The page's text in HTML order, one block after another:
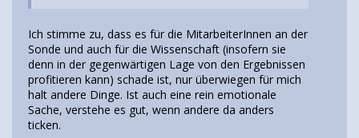
Ich stimme zu, dass es für die MitarbeiterInnen an der
Sonde und auch für die Wissenschaft (insofern sie
denn in der gegenwärtigen Lage von den Ergebnissen
profitieren kann) schade ist, nur überwiegen für mich
halt andere Dinge. Ist auch eine rein emotionale
Sache, verstehe es gut, wenn andere da anders
ticken.